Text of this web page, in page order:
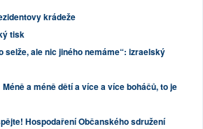
krádeže
tisk
selže, ale nic jiného nemáme“: izraelský
Méně a méně dětí a více a více boháčů, to je
Hospodaření Občanského sdružení